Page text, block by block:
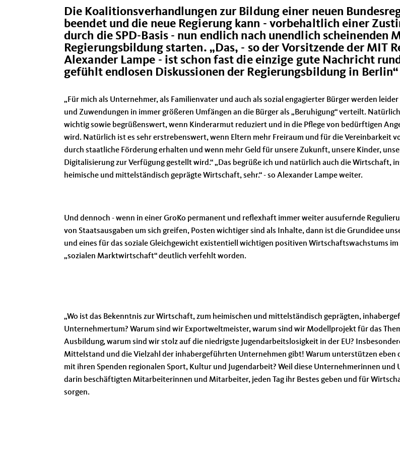
Die Koalitionsverhandlungen zur Bildung einer neuen
beendet und die neue Regierung kann - vorbehaltlich einer
durch die SPD-Basis - nun endlich nach unendlich scheinenden
Regierungsbildung starten. „Das, - so der Vorsitzende der MIT
Alexander Lampe - ist schon fast die einzige gute Nachricht
gefühlt endlosen Diskussionen der Regierungsbildung in Berlin“
Für mich als Unternehmer, als Familienvater und auch als sozial engagierter Bürger werden
und Zuwendungen in immer größeren Umfängen an die Bürger als „Beruhigung“ verteilt.
wichtig sowie begrüßenswert, wenn Kinderarmut reduziert und in die Pflege von bedürftigen
wird. Natürlich ist es sehr erstrebenswert, wenn Eltern mehr Freiraum und für die Vereinbarkeit
durch staatliche Förderung erhalten und wenn mehr Geld für unsere Zukunft, unsere Kinder,
Digitalisierung zur Verfügung gestellt wird.“ „Das begrüße ich und natürlich auch die Wirtschaft,
heimische und mittelständisch geprägte Wirtschaft, sehr.“ - so Alexander Lampe weiter.
Und dennoch - wenn in einer GroKo permanent und reflexhaft immer weiter ausufernde
von Staatsausgaben um sich greifen, Posten wichtiger sind als Inhalte, dann ist die Grundidee
und eines für das soziale Gleichgewicht existentiell wichtigen positiven Wirtschaftswachstums im
sozialen Marktwirtschaft“ deutlich verfehlt worden.
Wo ist das Bekenntnis zur Wirtschaft, zum heimischen und mittelständisch geprägten,
Unternehmertum? Warum sind wir Exportweltmeister, warum sind wir Modellprojekt für das
Ausbildung, warum sind wir stolz auf die niedrigste Jugendarbeitslosigkeit in der EU?
Mittelstand und die Vielzahl der inhabergeführten Unternehmen gibt! Warum unterstützen eben
mit ihren Spenden regionalen Sport, Kultur und Jugendarbeit? Weil diese Unternehmerinnen und
darin beschäftigten Mitarbeiterinnen und Mitarbeiter, jeden Tag ihr Bestes geben und für
sorgen.